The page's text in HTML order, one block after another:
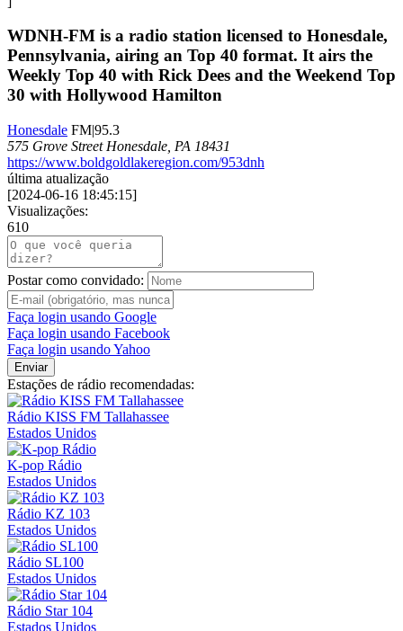
WDNH-FM is a radio station licensed to Honesdale,
Pennsylvania, airing an Top 40 format. It airs the
Weekly Top 40 with Rick Dees and the Weekend Top
30 with Hollywood Hamilton
Honesdale FM|95.3
575 Grove Street Honesdale, PA 18431
https://www.boldgoldlakeregion.com/953dnh
última atualização
[2024-06-16 18:45:15]
Visualizações:
610
Postar como convidado:
Faça login usando Google
Faça login usando Facebook
Faça login usando Yahoo
Enviar
Estações de rádio recomendadas:
Rádio KISS FM Tallahassee
Estados Unidos
K-pop Rádio
Estados Unidos
Rádio KZ 103
Estados Unidos
Rádio SL100
Estados Unidos
Rádio Star 104
Estados Unidos